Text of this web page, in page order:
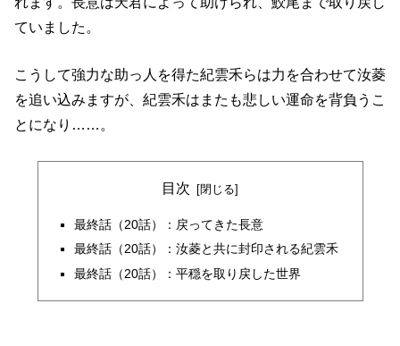
ていました。
こうして強力な助っ人を得た紀雲禾らは力を合わせて汝菱
を追い込みますが、紀雲禾はまたも悲しい運命を背負うこ
とになり……。
目次
最終話（20話）：戻ってきた長意
最終話（20話）：汝菱と共に封印される紀雲禾
最終話（20話）：平穏を取り戻した世界